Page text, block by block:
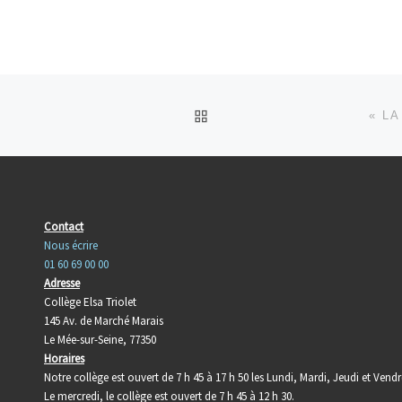
RETOUR À LA LISTE « LA
Contact
Nous écrire
01 60 69 00 00
Adresse
Collège Elsa Triolet
145 Av. de Marché Marais
Le Mée-sur-Seine, 77350
Horaires
Notre collège est ouvert de 7 h 45 à 17 h 50 les Lundi, Mardi, Jeudi et
Le mercredi, le collège est ouvert de 7 h 45 à 12 h 30.